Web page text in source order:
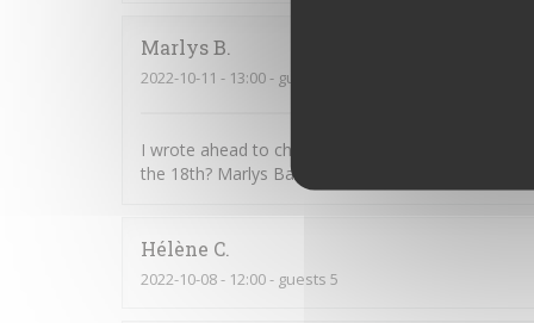
MarlysB
2022-10-11 - 13:00 - guests 3
I wrote ahead to change the reservation to the
the 18th? Marlys Badzin
Hélène C
2022-10-08- 12:00 - guests 5